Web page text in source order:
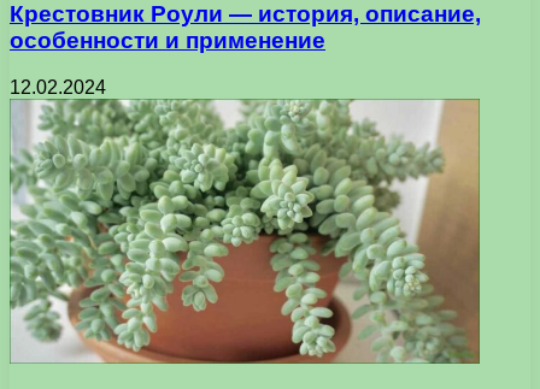
Крестовник Роули — история, описание,
особенности и применение
12.02.2024